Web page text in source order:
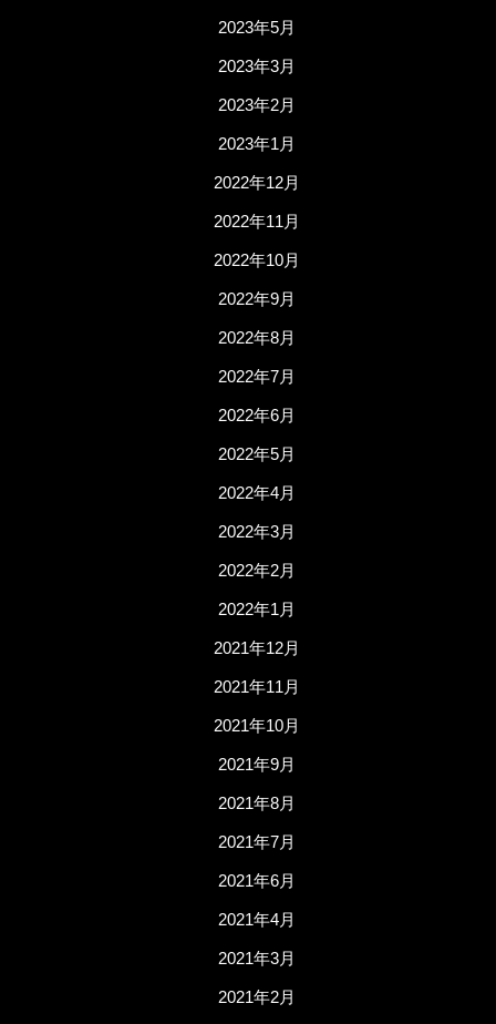
2023年5月
2023年3月
2023年2月
2023年1月
2022年12月
2022年11月
2022年10月
2022年9月
2022年8月
2022年7月
2022年6月
2022年5月
2022年4月
2022年3月
2022年2月
2022年1月
2021年12月
2021年11月
2021年10月
2021年9月
2021年8月
2021年7月
2021年6月
2021年4月
2021年3月
2021年2月